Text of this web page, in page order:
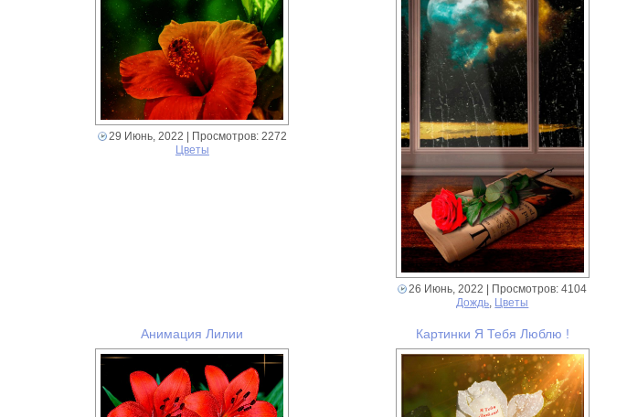
29 Июнь, 2022 | Просмотров: 2272
Цветы
26 Июнь, 2022 | Просмотров: 4104
Дождь, Цветы
Анимация Лилии Картинки Я Тебя Люблю !